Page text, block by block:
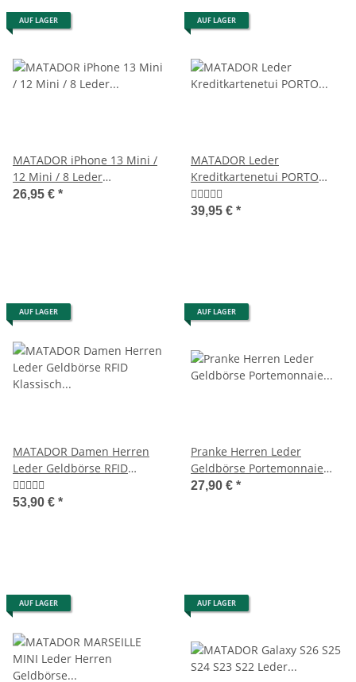
AUF LAGER
MATADOR iPhone 13 Mini /
12 Mini / 8 Leder
Gürteltasche Antik Braun
26,95 € *
AUF LAGER
MATADOR Leder
Kreditkartenetui PORTO
Kreditkartenhülle RFID A7
39,95 € *
AUF LAGER
MATADOR Damen Herren
Leder Geldbörse RFID
Klassisch Retro
53,90 € *
AUF LAGER
Pranke Herren Leder
Geldbörse Portemonnaie
Brieftasche Antik Braun
27,90 € *
AUF LAGER AUF LAGER